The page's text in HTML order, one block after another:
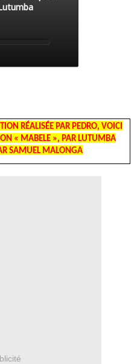
RÉALISÉE PAR PEDRO, VOICI
« MABELE », PAR LUTUMBA
SAMUEL MALONGA